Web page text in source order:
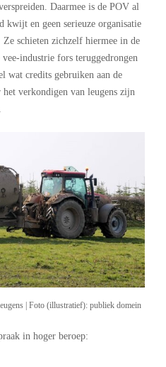
Daarmee is de POV al
kwijt en geen serieuze organisatie
Ze schieten zichzelf hiermee in de
industrie fors teruggedrongen
wat credits gebruiken aan de
verkondigen van leugens zijn
| Foto (illustratief): publiek domein
in hoger beroep: